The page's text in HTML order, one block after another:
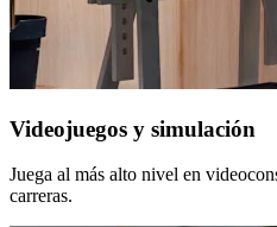
Videojuegos y simulación
Juega al más alto nivel en
carreras.